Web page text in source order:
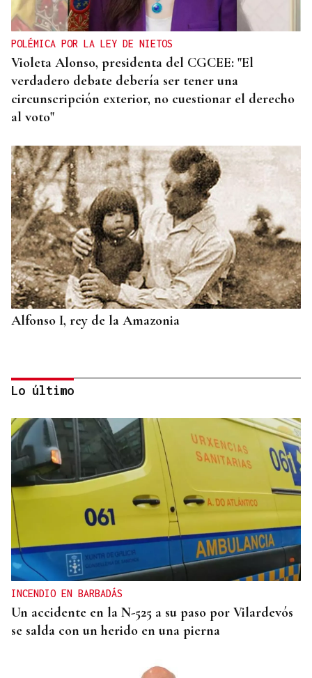
POLÉMICA POR LA LEY DE NIETOS
Violeta Alonso, presidenta del CGCEE: "El
verdadero debate debería ser tener una
circunscripción exterior, no cuestionar el derecho
al voto"
Alfonso I, rey de la Amazonia
BIOGRAFÍAS
Jesusa Prado López, la fuerza ourensana que
iluminó La Habana
Lo último
INCENDIO EN BARBADÁS
Un accidente en la N-525 a su paso por Vilardevós
se salda con un herido en una pierna